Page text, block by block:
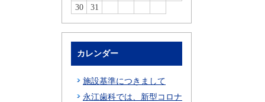
30
31
カレンダー
施設基準につきまして
永江歯科では、新型コロナ